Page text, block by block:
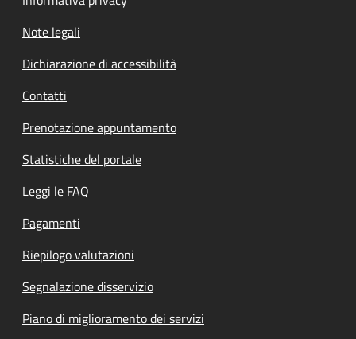
Note legali
Dichiarazione di accessibilità
Contatti
Prenotazione appuntamento
Statistiche del portale
Leggi le FAQ
Pagamenti
Riepilogo valutazioni
Segnalazione disservizio
Piano di miglioramento dei servizi